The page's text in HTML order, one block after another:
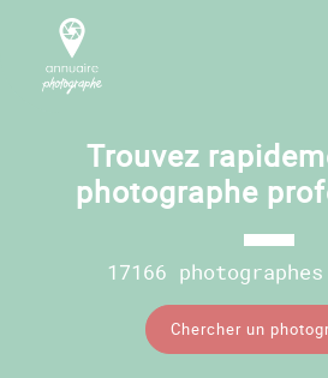
Trouvez
photographe
17166
Chercher un